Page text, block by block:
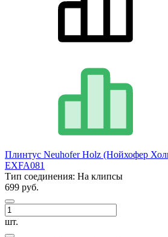
Плинтус Neuhofer Holz (Нойхофер
EXFA081
Тип соединения: На клипсы
699 руб.
шт.